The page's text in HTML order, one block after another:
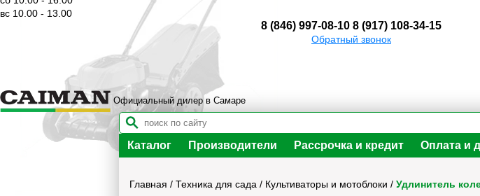
вс 10.00 - 13.00
8 (846) 997-08-10 8 (917) 108-34-15
Обратный звонок
Официальный дилер в Самаре
Каталог Производители Рассрочка и кредит Оплата и
Главная / Техника для сада / Культиваторы и мотоблоки / Удлинитель